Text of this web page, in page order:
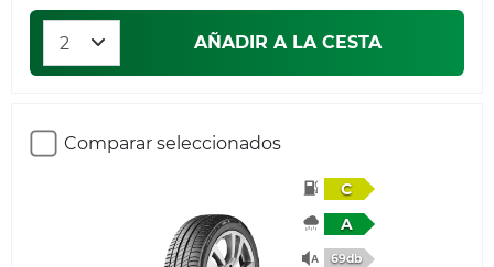
AÑADIR A LA CESTA
Comparar seleccionados
C
A
69db